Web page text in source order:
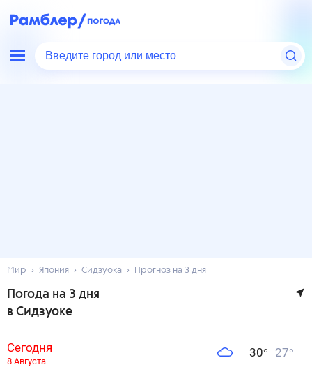
Введите город или место
Мир Япония Сидзуока Прогноз на 3 дня
Погода на 3 дня
в Сидзуоке
Сегодня
8 Августа
30° 27°